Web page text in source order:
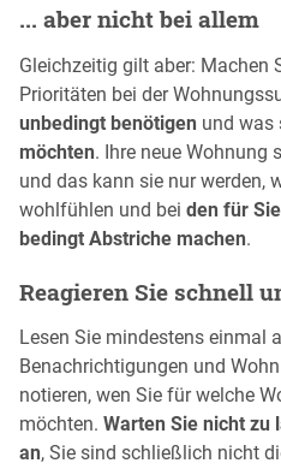
... aber nicht bei allem
Gleichzeitig gilt aber: Machen
Prioritäten bei der
unbedingt benötigen und was
möchten. Ihre neue Wohnung
und das kann sie nur werden,
wohlfühlen und bei den für
bedingt Abstriche machen.
Reagieren Sie schnell
Lesen Sie mindestens einmal
Benachrichtigungen und
notieren, wen Sie für welche
möchten. Warten Sie nicht zu
an, Sie sind schließlich nicht